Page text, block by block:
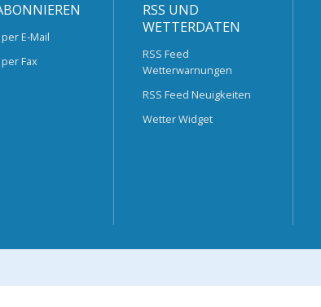
E-Mail
Fax
RSS UND
WETTERDATEN
RSS Feed
Wetterwarnungen
RSS Feed Neuigkeiten
Wetter Widget